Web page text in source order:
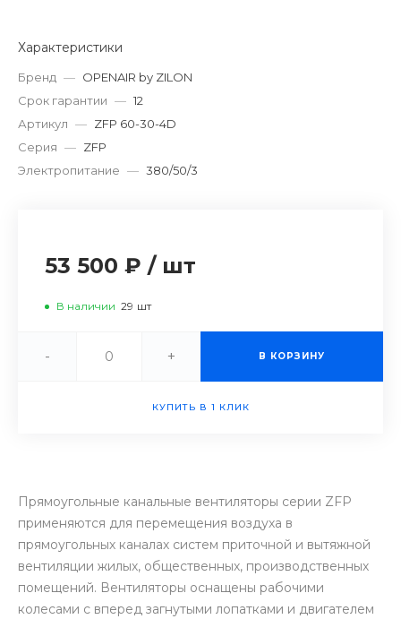
Характеристики
Бренд — OPENAIR by ZILON
Срок гарантии — 12
Артикул — ZFP 60-30-4D
Серия — ZFP
Электропитание — 380/50/3
53 500 ₽ /шт
В наличии 29 шт
- + В КОРЗИНУ
КУПИТЬ В 1 КЛИК
Прямоугольные канальные вентиляторы серии ZFP
применяются для перемещения воздуха в
прямоугольных каналах систем приточной и вытяжной
вентиляции жилых, общественных, производственных
помещений. Вентиляторы оснащены рабочими
колесами с вперед загнутыми лопатками и двигателем